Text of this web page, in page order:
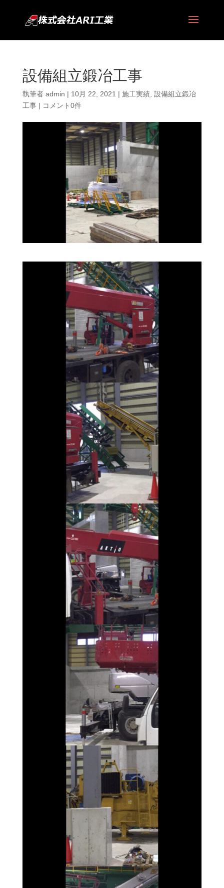
設備組立鍛冶工事
執筆者 admin | 10月 22, 2021 | 施工実績, 設備組立鍛冶
工事| コメント0件